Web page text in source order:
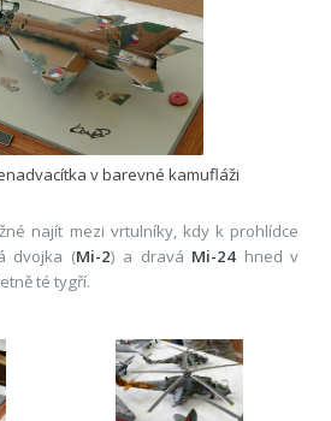
v barevné kamufláži
najít mezi vrtulníky, kdy k prohlídce
dvojka (Mi-2) a dravá Mi-24 hned v
té tygří.